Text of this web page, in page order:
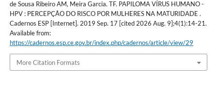
de Sousa Ribeiro AM, Meira Garcia. TF. PAPILOMA VÍRUS HUMANO -
HPV : PERCEPÇÃO DO RISCO POR MULHERES NA MATURIDADE .
Cadernos ESP [Internet]. 2019 Sep. 17 [cited 2026 Aug. 9];4(1):14-21.
Available from:
https://cadernos.esp.ce.gov.br/index.php/cadernos/article/view/29
More Citation Formats